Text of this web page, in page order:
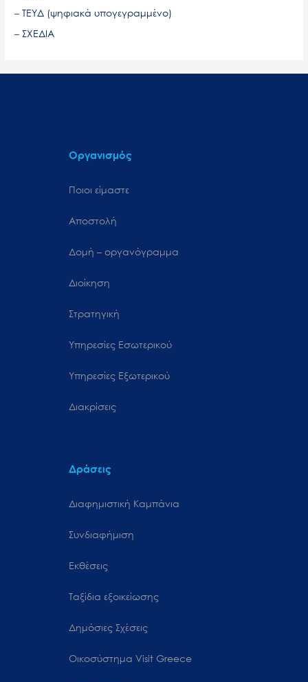
–ΤΕΥΔ (ψηφιακά υπογεγραμμένο)
–ΣΧΕΔΙΑ
Οργανισμός
Ποιοι είμαστε
Αποστολή
Δομή – οργανόγραμμα
Διοίκηση
Στρατηγική
Υπηρεσίες Εσωτερικού
Υπηρεσίες Εξωτερικού
Διακρίσεις
Δράσεις
Διαφημιστική Καμπάνια
Συνδιαφήμιση
Εκθέσεις
Ταξίδια εξοικείωσης
Δημόσιες Σχέσεις
Oικοσύστημα Visit Greece